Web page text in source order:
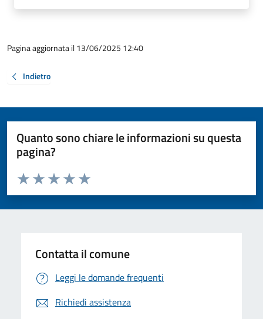
Pagina aggiornata il 13/06/2025 12:40
Indietro
Quanto sono chiare le informazioni su questa
pagina?
Valuta da 1 a 5 stelle la pagina
Valuta 5 stelle su 5
Valuta 4 stelle su 5
Valuta 3 stelle su 5
Valuta 2 stelle su 5
Valuta 1 stelle su 5
Contatta il comune
Leggi le domande frequenti
Richiedi assistenza